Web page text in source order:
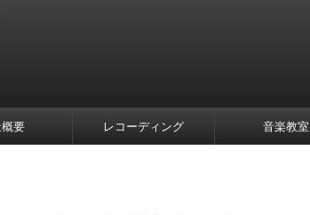
要 レコーディング 音楽教室